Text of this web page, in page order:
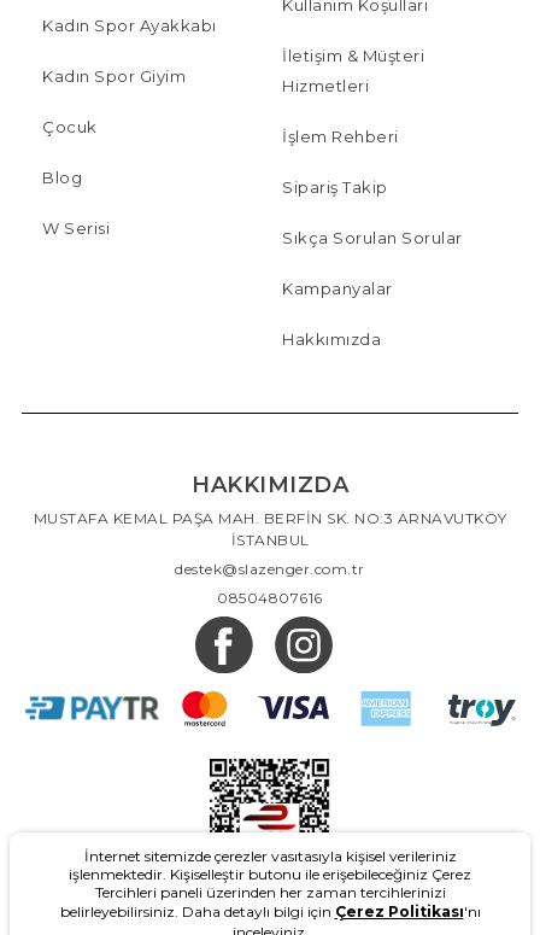
Kadın Spor Ayakkabı
Kadın Spor Giyim
Çocuk
Blog
W Serisi
Kullanım Koşulları
İletişim & Müşteri
Hizmetleri
İşlem Rehberi
Sipariş Takip
Sıkça Sorulan Sorular
Kampanyalar
Hakkımızda
HAKKIMIZDA
MUSTAFA KEMAL PAŞA MAH. BERFİN SK. NO:3 ARNAVUTKÖY
İSTANBUL
destek@slazenger.com.tr
08504807616
İnternet sitemizde çerezler vasıtasıyla kişisel verileriniz
işlenmektedir. Kişiselleştir butonu ile erişebileceğiniz Çerez
Tercihleri paneli üzerinden her zaman tercihlerinizi
belirleyebilirsiniz. Daha detaylı bilgi için Çerez Politikası'nı